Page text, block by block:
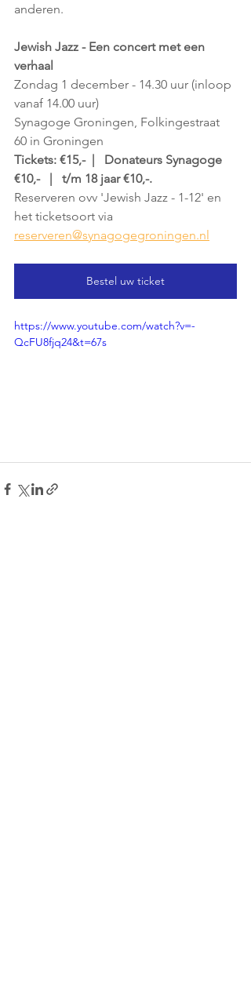
anderen.
Jewish Jazz - Een concert met een
verhaal
Zondag 1 december - 14.30 uur (inloop
vanaf 14.00 uur)
Synagoge Groningen, Folkingestraat
60 in Groningen
Tickets: €15,-  |   Donateurs Synagoge
€10,-   |   t/m 18 jaar €10,-.
Reserveren ovv 'Jewish Jazz - 1-12' en
het ticketsoort via
reserveren@synagogegroningen.nl
Bestel uw ticket
https://www.youtube.com/watch?v=-
QcFU8fjq24&t=67s